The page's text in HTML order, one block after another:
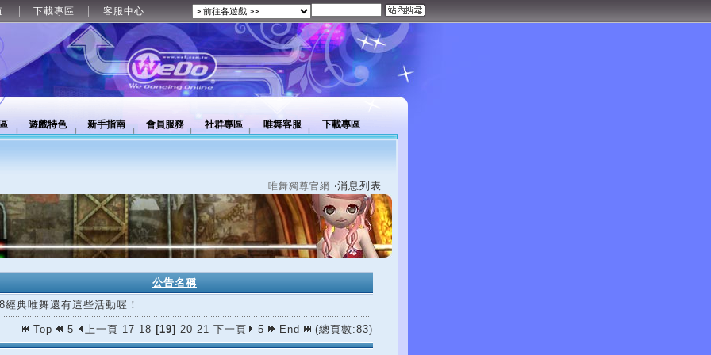
下載專區 客服中心
遊戲特色 新手指南 會員服務 社群專區 唯舞客服 下載專區
唯舞獨尊官網 ‧消息列表
公告名稱
經典唯舞還有這些活動喔！
Top 5 上一頁 17 18 [19] 20 21 下一頁 5 End (總頁數:83)